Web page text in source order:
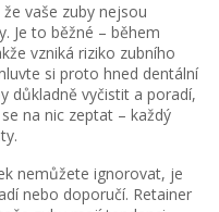
vaše zuby nejsou
Je to běžné – během
vzniká riziko zubního
si proto hned dentální
důkladně vyčistit a poradí,
na nic zeptat – každý
nemůžete ignorovat, je
nebo doporučí. Retainer